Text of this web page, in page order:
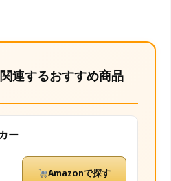
連するおすすめ商品
ー
Amazonで探す